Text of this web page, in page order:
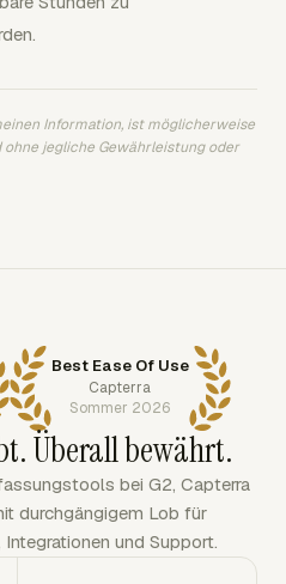
Information, ist möglicherweise
jegliche Gewährleistung oder
Best Ease Of Use
Capterra
Sommer 2026
Überall bewährt.
bei G2, Capterra
durchgängigem Lob für
und Support.